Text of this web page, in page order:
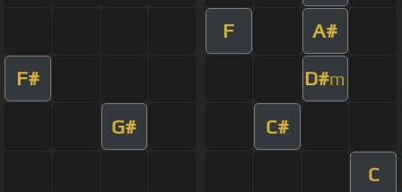
F A#
F# D#m
G# C#
C